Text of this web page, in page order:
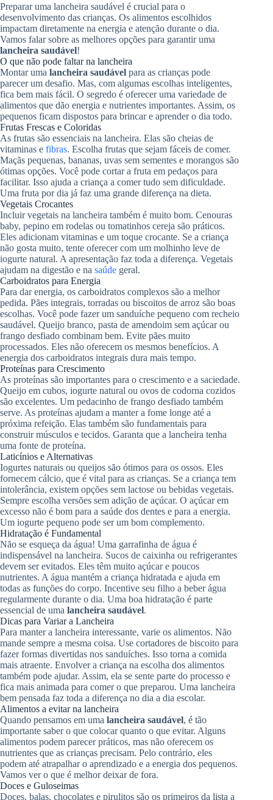
Preparar uma lancheira saudável é crucial para o
desenvolvimento das crianças. Os alimentos escolhidos
impactam diretamente na energia e atenção durante o dia.
Vamos falar sobre as melhores opções para garantir uma
lancheira saudável!
O que não pode faltar na lancheira
Montar uma lancheira saudável para as crianças pode
parecer um desafio. Mas, com algumas escolhas inteligentes,
fica bem mais fácil. O segredo é oferecer uma variedade de
alimentos que dão energia e nutrientes importantes. Assim, os
pequenos ficam dispostos para brincar e aprender o dia todo.
Frutas Frescas e Coloridas
As frutas são essenciais na lancheira. Elas são cheias de
vitaminas e fibras. Escolha frutas que sejam fáceis de comer.
Maçãs pequenas, bananas, uvas sem sementes e morangos são
ótimas opções. Você pode cortar a fruta em pedaços para
facilitar. Isso ajuda a criança a comer tudo sem dificuldade.
Uma fruta por dia já faz uma grande diferença na dieta.
Vegetais Crocantes
Incluir vegetais na lancheira também é muito bom. Cenouras
baby, pepino em rodelas ou tomatinhos cereja são práticos.
Eles adicionam vitaminas e um toque crocante. Se a criança
não gosta muito, tente oferecer com um molhinho leve de
iogurte natural. A apresentação faz toda a diferença. Vegetais
ajudam na digestão e na saúde geral.
Carboidratos para Energia
Para dar energia, os carboidratos complexos são a melhor
pedida. Pães integrais, torradas ou biscoitos de arroz são boas
escolhas. Você pode fazer um sanduíche pequeno com recheio
saudável. Queijo branco, pasta de amendoim sem açúcar ou
frango desfiado combinam bem. Evite pães muito
processados. Eles não oferecem os mesmos benefícios. A
energia dos carboidratos integrais dura mais tempo.
Proteínas para Crescimento
As proteínas são importantes para o crescimento e a saciedade.
Queijo em cubos, iogurte natural ou ovos de codorna cozidos
são excelentes. Um pedacinho de frango desfiado também
serve. As proteínas ajudam a manter a fome longe até a
próxima refeição. Elas também são fundamentais para
construir músculos e tecidos. Garanta que a lancheira tenha
uma fonte de proteína.
Laticínios e Alternativas
Iogurtes naturais ou queijos são ótimos para os ossos. Eles
fornecem cálcio, que é vital para as crianças. Se a criança tem
intolerância, existem opções sem lactose ou bebidas vegetais.
Sempre escolha versões sem adição de açúcar. O açúcar em
excesso não é bom para a saúde dos dentes e para a energia.
Um iogurte pequeno pode ser um bom complemento.
Hidratação é Fundamental
Não se esqueça da água! Uma garrafinha de água é
indispensável na lancheira. Sucos de caixinha ou refrigerantes
devem ser evitados. Eles têm muito açúcar e poucos
nutrientes. A água mantém a criança hidratada e ajuda em
todas as funções do corpo. Incentive seu filho a beber água
regularmente durante o dia. Uma boa hidratação é parte
essencial de uma lancheira saudável.
Dicas para Variar a Lancheira
Para manter a lancheira interessante, varie os alimentos. Não
mande sempre a mesma coisa. Use cortadores de biscoito para
fazer formas divertidas nos sanduíches. Isso torna a comida
mais atraente. Envolver a criança na escolha dos alimentos
também pode ajudar. Assim, ela se sente parte do processo e
fica mais animada para comer o que preparou. Uma lancheira
bem pensada faz toda a diferença no dia a dia escolar.
Alimentos a evitar na lancheira
Quando pensamos em uma lancheira saudável, é tão
importante saber o que colocar quanto o que evitar. Alguns
alimentos podem parecer práticos, mas não oferecem os
nutrientes que as crianças precisam. Pelo contrário, eles
podem até atrapalhar o aprendizado e a energia dos pequenos.
Vamos ver o que é melhor deixar de fora.
Doces e Guloseimas
Doces, balas, chocolates e pirulitos são os primeiros da lista a